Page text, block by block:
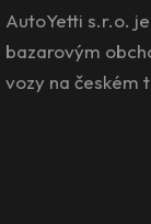
AutoYetti s.r.o.
bazarovým
vozy na českém